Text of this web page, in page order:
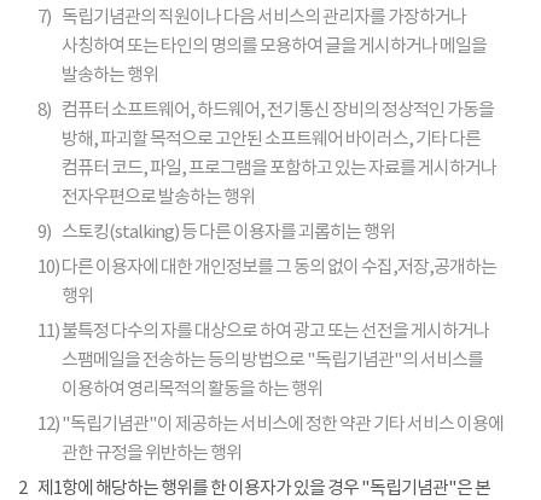
7) 독립기념관의 직원이나 다음 서비스의 관리자를 가장하거나
사칭하여 또는 타인의 명의를 모용하여 글을 게시하거나 메일을
발송하는 행위
8) 컴퓨터 소프트웨어, 하드웨어, 전기통신 장비의 정상적인 가동을
방해, 파괴할 목적으로 고안된 소프트웨어 바이러스, 기타 다른
컴퓨터 코드, 파일, 프로그램을 포함하고 있는 자료를 게시하거나
전자우편으로 발송하는 행위
9) 스토킹(stalking) 등 다른 이용자를 괴롭히는 행위
10)다른 이용자에 대한 개인정보를 그 동의 없이 수집,저장,공개하는
행위
11)불특정 다수의 자를 대상으로 하여 광고 또는 선전을 게시하거나
스팸메일을 전송하는 등의 방법으로 "독립기념관"의 서비스를
이용하여 영리목적의 활동을 하는 행위
12)"독립기념관"이 제공하는 서비스에 정한 약관 기타 서비스 이용에
관한 규정을 위반하는 행위
2 제1항에 해당하는 행위를 한 이용자가 있을 경우 "독립기념관"은 본